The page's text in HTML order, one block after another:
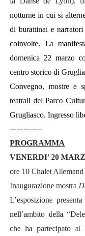
notturne in cui si
di burattinai e
coinvolte. La
domenica 22 marzo
centro storico di
Convegno, mostre e
teatrali del Parco
Grugliasco. Ingresso
————–
PROGRAMMA
VENERDI’ 20
ore 10 Chalet Allemand
Inaugurazione mostra
L’esposizione
nell’ambito della
che ha partecipato al